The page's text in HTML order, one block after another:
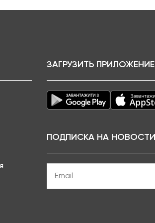
ЗАГРУЗИТЬ ПРИЛОЖЕНИЕ
ПОДПИСКА НА НОВОСТИ